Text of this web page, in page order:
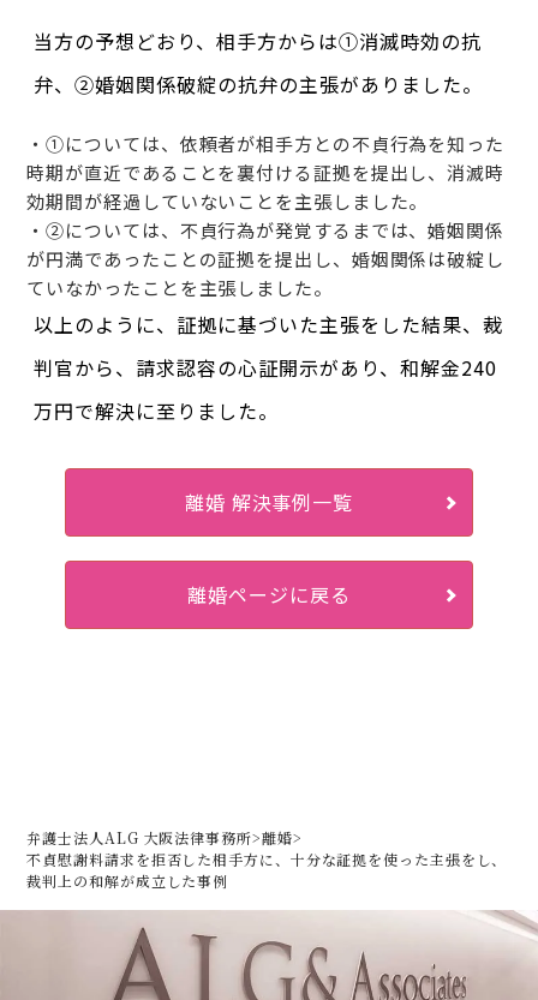
当方の予想どおり、相手方からは①消滅時効の抗
弁、②婚姻関係破綻の抗弁の主張がありました。
・➀については、依頼者が相手方との不貞行為を知った
時期が直近であることを裏付ける証拠を提出し、消滅時
効期間が経過していないことを主張しました。
・➁については、不貞行為が発覚するまでは、婚姻関係
が円満であったことの証拠を提出し、婚姻関係は破綻し
ていなかったことを主張しました。
以上のように、証拠に基づいた主張をした結果、裁
判官から、請求認容の心証開示があり、和解金240
万円で解決に至りました。
離婚 解決事例一覧
離婚ページに戻る
弁護士法人ALG 大阪法律事務所>離婚>
不貞慰謝料請求を拒否した相手方に、 十分な証拠を使った主張をし、
裁判上の和解が成立した事例